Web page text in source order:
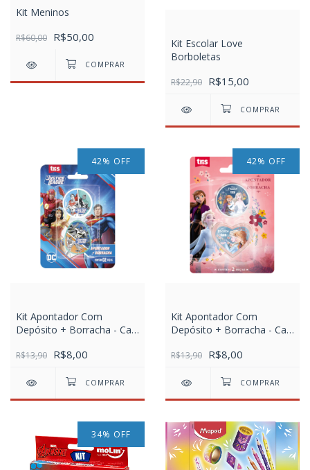
Kit Meninos
R$60,00 R$50,00
Kit Escolar Love
Borboletas
R$22,90 R$15,00
42% OFF
Kit Apontador Com
Depósito + Borracha - Cart
R$13,90 R$8,00
42% OFF
Kit Apontador Com
Depósito + Borracha - Cart
R$13,90 R$8,00
34% OFF